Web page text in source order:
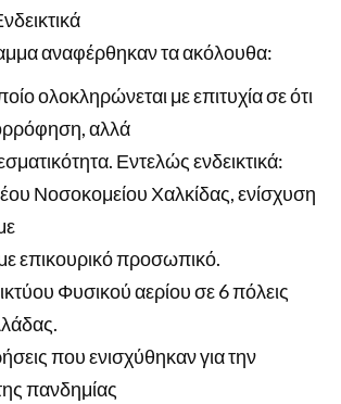
αναφέρθηκαν τα ακόλουθα:
ολοκληρώνεται με επιτυχία σε ότι
αλλά
Εντελώς ενδεικτικά:
Νοσοκομείου Χαλκίδας, ενίσχυση
επικουρικό προσωπικό.
Φυσικού αερίου σε 6 πόλεις
που ενισχύθηκαν για την
πανδημίας